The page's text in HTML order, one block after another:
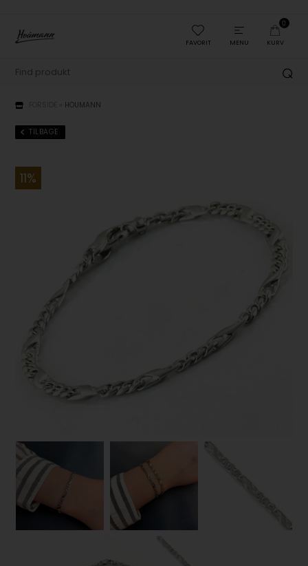
FAVORIT MENU
0
KURV
HOUMANN
TILBAGE
11%